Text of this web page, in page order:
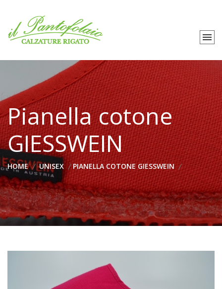
Pianella cotone
GIESSWEIN
HOME UNISEX PIANELLA COTONE GIESSWEIN